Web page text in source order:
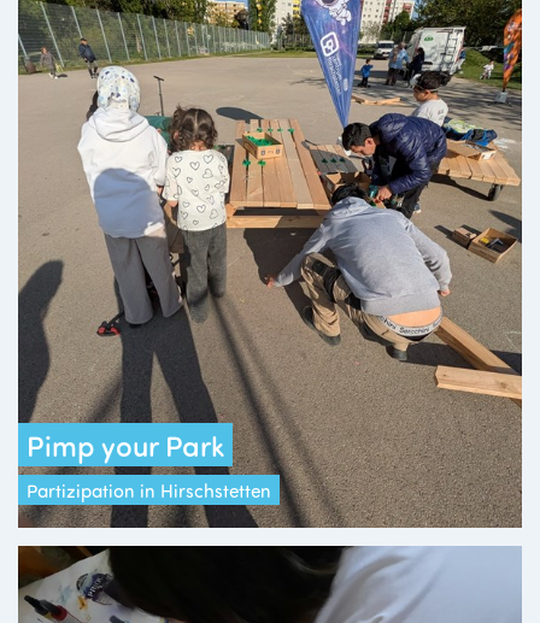
Pimp your Park
Partizipation in Hirschstetten